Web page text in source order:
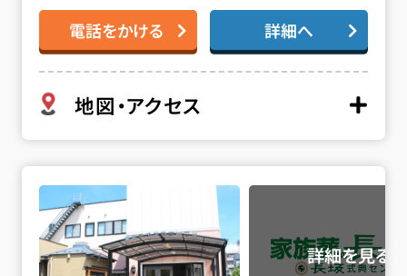
電話をかける 詳細へ
地図・アクセス